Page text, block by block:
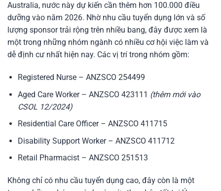
Australia, nước này dự kiến cần thêm hơn 100.000 điều
dưỡng vào năm 2026. Nhờ nhu cầu tuyển dụng lớn và số
lượng sponsor trải rộng trên nhiều bang, đây được xem là
một trong những nhóm ngành có nhiều cơ hội việc làm và
dễ định cư nhất hiện nay. Các vị trí trong nhóm gồm:
Registered Nurse – ANZSCO 254499
Aged Care Worker – ANZSCO 423111 (thêm mới vào
CSOL 12/2024)
Residential Care Officer – ANZSCO 411715
Disability Support Worker – ANZSCO 411712
Retail Pharmacist – ANZSCO 251513
Không chỉ có nhu cầu tuyển dụng cao, đây còn là một